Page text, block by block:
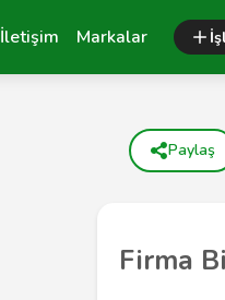
İletişim Markalar
Firma
Paylaş